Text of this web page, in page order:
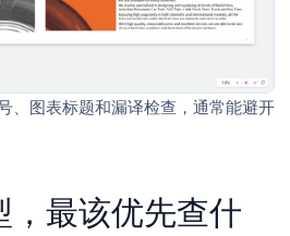
、图表标题和漏译检查，通常能避开
最该优先查什